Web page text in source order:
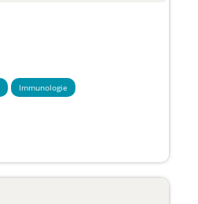
Immunologie